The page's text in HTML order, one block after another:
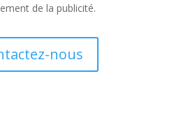
de la publicité.
nous